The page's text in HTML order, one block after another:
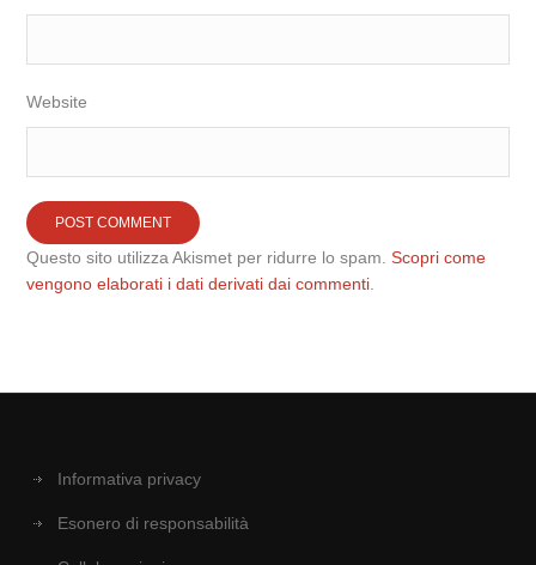
Website
Questo sito utilizza Akismet per ridurre lo spam.Scopri come
vengono elaborati i dati derivati dai commenti
Informativa privacy
Esonero di responsabilità